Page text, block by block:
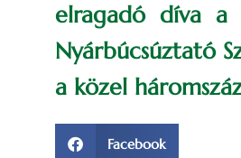
elragadó díva a
Nyárbúcsúztató
a közel
Facebook